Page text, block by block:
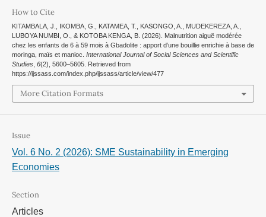
How to Cite
KITAMBALA, J., IKOMBA, G., KATAMEA, T., KASONGO, A., MUDEKEREZA, A.,
LUBOYA NUMBI, O., & KOTOBA KENGA, B. (2026). Malnutrition aiguë modérée
chez les enfants de 6 à 59 mois à Gbadolite : apport d’une bouillie enrichie à base de
moringa, maïs et manioc. International Journal of Social Sciences and Scientific
Studies, 6(2), 5600–5605. Retrieved from
https://ijssass.com/index.php/ijssass/article/view/477
More Citation Formats
Issue
Vol. 6 No. 2 (2026): SME Sustainability in Emerging
Economies
Section
Articles